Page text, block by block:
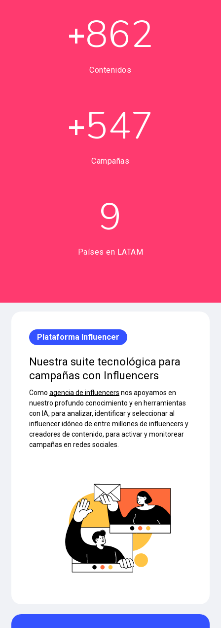
+862
Contenidos
+547
Campañas
9
Países en LATAM
Plataforma Influencer
Nuestra suite tecnológica para
campañas con Influencers
Como agencia de influencers nos apoyamos en
nuestro profundo conocimiento y en herramientas
con IA, para analizar, identificar y seleccionar al
influencer idóneo de entre millones de influencers y
creadores de contenido, para activar y monitorear
campañas en redes sociales.